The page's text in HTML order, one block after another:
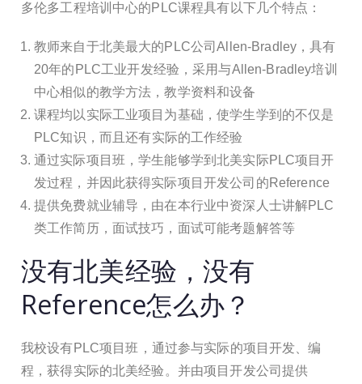
多伦多工程培训中心的PLC课程具有以下几个特点：
教师来自于北美最大的PLC公司Allen-Bradley，具有
20年的PLC工业开发经验，采用与Allen-Bradley培训
中心相似的教学方法，教学资料和设备
课程均以实际工业项目为基础，使学生学到的不仅是
PLC知识，而且还有实际的工作经验
通过实际项目班，学生能够学到北美实际PLC项目开
发过程，并因此获得实际项目开发公司的Reference
提供免费就业辅导，由在本行业中资深人士讲解PLC
类工作简历，面试技巧，面试可能考题解答等
没有北美经验，没有
Reference怎么办？
我校设有PLC项目班，通过参与实际的项目开发、编
程，获得实际的北美经验。并由项目开发公司提供